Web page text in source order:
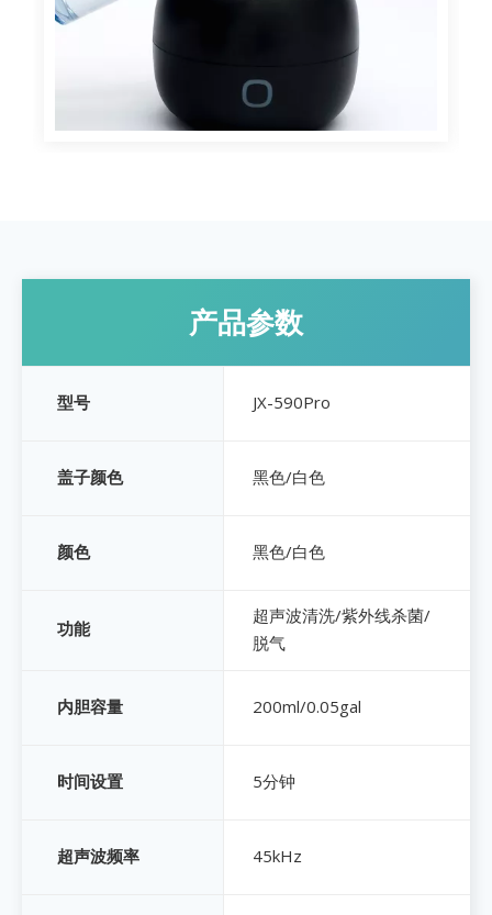
产品参数
型号 JX-590Pro
盖子颜色 黑色/白色
颜色 黑色/白色
功能
超声波清洗/紫外线杀菌/
脱气
内胆容量 200ml/0.05gal
时间设置 5分钟
超声波频率 45kHz